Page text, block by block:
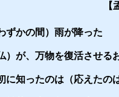
【
ずかの間）雨が降った
）が、万物を復活させる
に知ったのは（応えたの